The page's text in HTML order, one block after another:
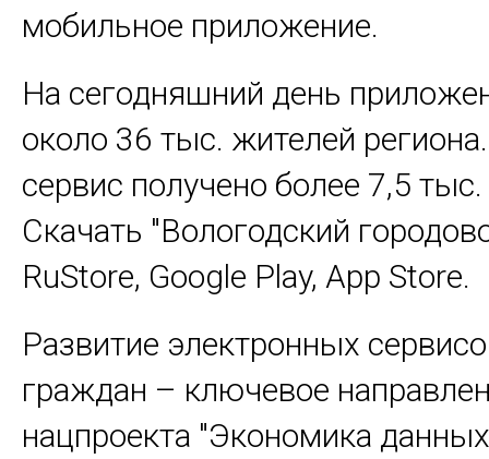
мобильное приложение.
На сегодняшний день
около 36 тыс. жителей
сервис получено более 7,5
Скачать "Вологодский
RuStore, Google Play, App Store.
Развитие электронных
граждан – ключевое
нацпроекта "Экономика